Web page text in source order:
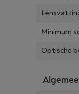
Minimum
Optische